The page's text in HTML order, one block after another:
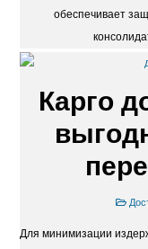
обеспечивает
Карго
Для минимизации